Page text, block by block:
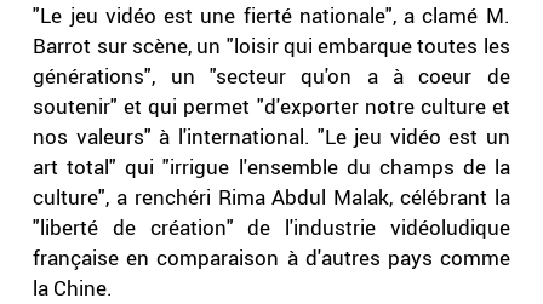
"Le jeu vidéo est une fierté nationale", a clamé M.
Barrot sur scène, un "loisir qui embarque toutes les
générations", un "secteur qu'on a à coeur de
soutenir" et qui permet "d'exporter notre culture et
nos valeurs" à l'international. "Le jeu vidéo est un
art total" qui "irrigue l'ensemble du champs de la
culture", a renchéri Rima Abdul Malak, célébrant la
"liberté de création" de l'industrie vidéoludique
française en comparaison à d'autres pays comme
la Chine.